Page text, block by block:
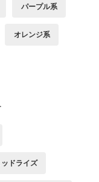
パープル系
オレンジ系
ッドライズ